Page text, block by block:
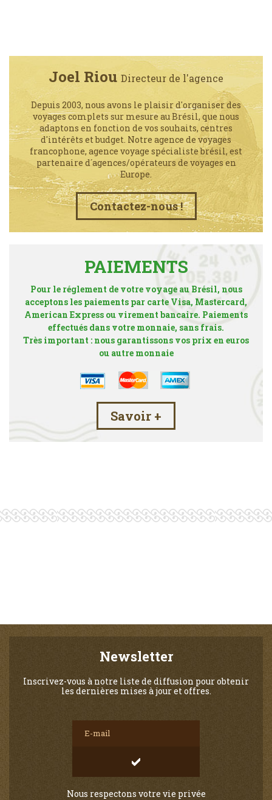
Joel Riou Directeur de l'agence
Depuis 2003, nous avons le plaisir d'organiser des
voyages complets sur mesure au Brésil, que nous
adaptons en fonction de vos souhaits, centres
d'intérêts et budget. Notre agence de voyages
francophone, agence voyage spécialiste brésil, est
partenaire d´agences/opérateurs de voyages en
Europe.
Contactez-nous !
PAIEMENTS
Pour le réglement de votre voyage au Brésil, nous
acceptons les paiements par carte Visa, Mastercard,
American Express ou virement bancaire. Paiements
effectués dans votre monnaie, sans frais.
Très important : nous garantissons vos prix en euros
ou autre monnaie
Savoir +
Newsletter
Inscrivez-vous à notre liste de diffusion pour obtenir
les dernières mises à jour et offres.
Nous respectons votre vie privée